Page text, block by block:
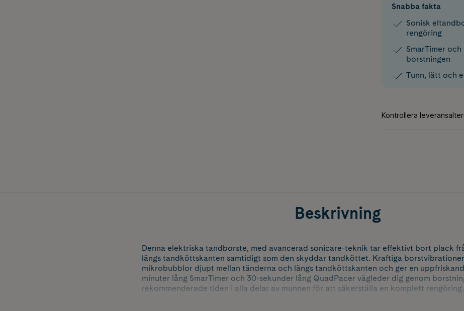
Snabba fakta
Sonisk
rengöring
SmarTimer
borstningen
Tunn, lätt och
Beskrivning
Denna elektriska tandborste, med avancerad sonicare-teknik tar effektivt bort plack
längs tandköttskanten samtidigt som den skyddar tandköttet. Kraftiga
mikrobubblor djupt mellan tänderna och längs tandköttskanten och ger en
minuter lång SmarTimer och 30-sekunder lång QuadPacer vägleder dig genom
rekommenderade tiden i alla delar av munnen för att säkerställa en komplett rengöring.